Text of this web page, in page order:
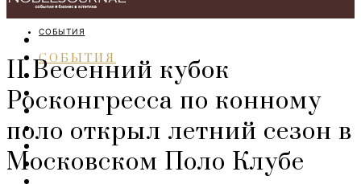
ГЛАВНАЯ
СОБЫТИЯ
БИЗНЕС
ПЕРСОНЫ
ИНТЕРЬЕР
LIFESTYLE
ART
СОБЫТИЯ
II Весенний кубок
Росконгресса по конному
поло открыл летний сезон в
Московском Поло Клубе